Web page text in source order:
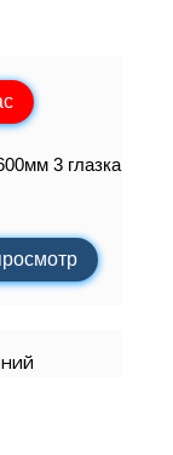
3 глазка